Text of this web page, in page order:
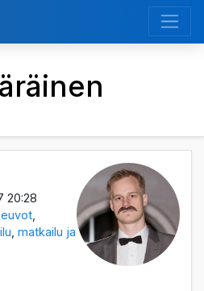
20:28
,matkailu ja